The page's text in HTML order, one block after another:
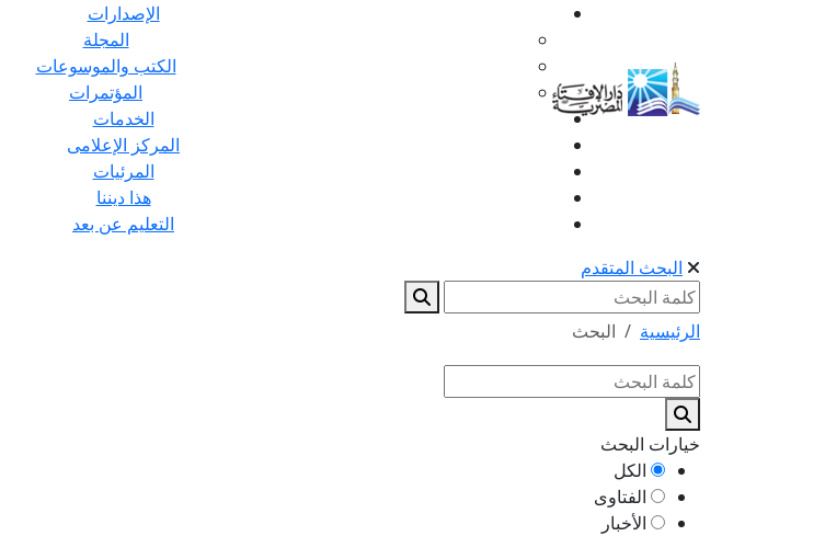
الإصدارات
المجلة
الكتب والموسوعات
المؤتمرات
الخدمات
المركز الإعلامى
المرئيات
هذا ديننا
التعليم عن بعد
البحث المتقدم
الرئيسية البحث
خيارات البحث
الكل
الفتاوى
الأخبار